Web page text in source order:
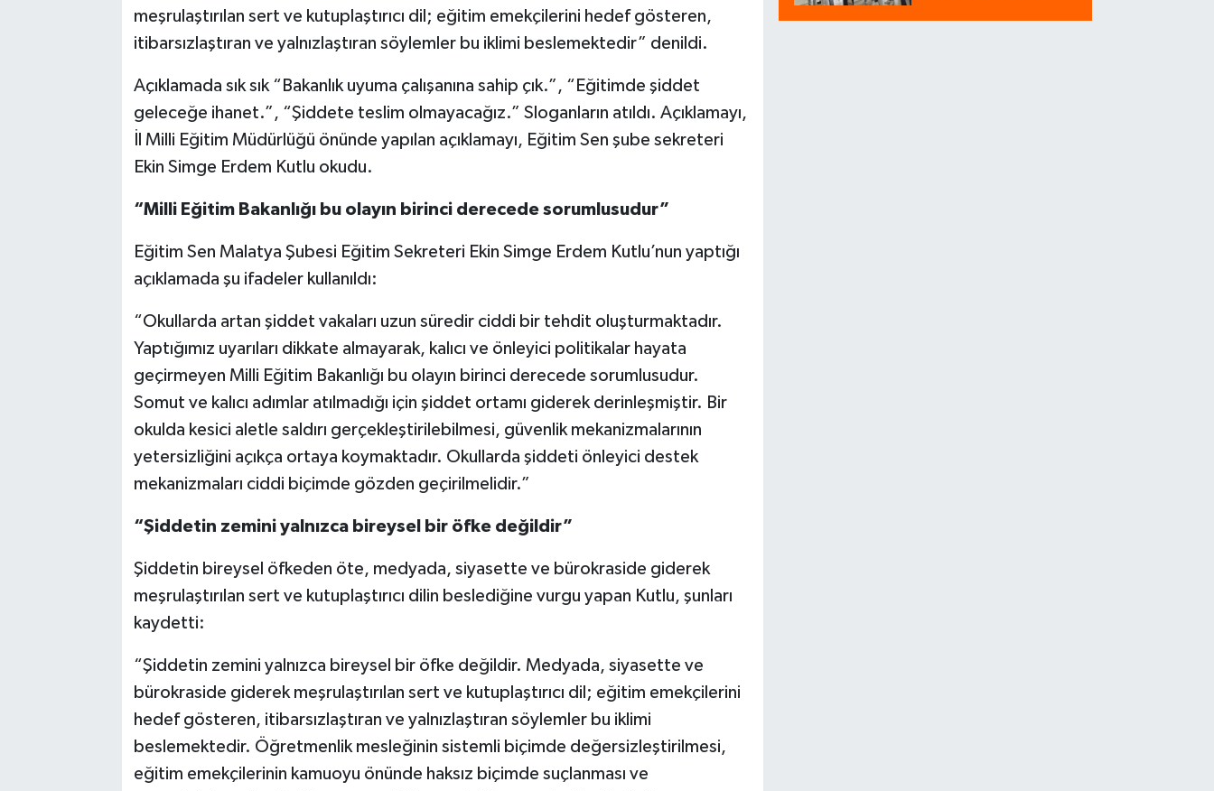
meşrulaştırılan sert ve kutuplaştırıcı dil; eğitim emekçilerini hedef gösteren,
itibarsızlaştıran ve yalnızlaştıran söylemler bu iklimi beslemektedir” denildi.
Açıklamada sık sık “Bakanlık uyuma çalışanına sahip çık.”, “Eğitimde şiddet
geleceğe ihanet.”, “Şiddete teslim olmayacağız.” Sloganların atıldı. Açıklamayı,
İl Milli Eğitim Müdürlüğü önünde yapılan açıklamayı, Eğitim Sen şube sekreteri
Ekin Simge Erdem Kutlu okudu.
“Milli Eğitim Bakanlığı bu olayın birinci derecede sorumlusudur”
Eğitim Sen Malatya Şubesi Eğitim Sekreteri Ekin Simge Erdem Kutlu’nun yaptığı
açıklamada şu ifadeler kullanıldı:
“Okullarda artan şiddet vakaları uzun süredir ciddi bir tehdit oluşturmaktadır.
Yaptığımız uyarıları dikkate almayarak, kalıcı ve önleyici politikalar hayata
geçirmeyen Milli Eğitim Bakanlığı bu olayın birinci derecede sorumlusudur.
Somut ve kalıcı adımlar atılmadığı için şiddet ortamı giderek derinleşmiştir. Bir
okulda kesici aletle saldırı gerçekleştirilebilmesi, güvenlik mekanizmalarının
yetersizliğini açıkça ortaya koymaktadır. Okullarda şiddeti önleyici destek
mekanizmaları ciddi biçimde gözden geçirilmelidir.”
“Şiddetin zemini yalnızca bireysel bir öfke değildir”
Şiddetin bireysel öfkeden öte, medyada, siyasette ve bürokraside giderek
meşrulaştırılan sert ve kutuplaştırıcı dilin beslediğine vurgu yapan Kutlu, şunları
kaydetti:
“Şiddetin zemini yalnızca bireysel bir öfke değildir. Medyada, siyasette ve
bürokraside giderek meşrulaştırılan sert ve kutuplaştırıcı dil; eğitim emekçilerini
hedef gösteren, itibarsızlaştıran ve yalnızlaştıran söylemler bu iklimi
beslemektedir. Öğretmenlik mesleğinin sistemli biçimde değersizleştirilmesi,
eğitim emekçilerinin kamuoyu önünde haksız biçimde suçlanması ve